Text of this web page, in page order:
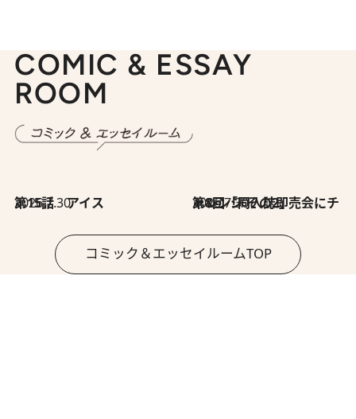
COMIC & ESSAY
ROOM
2026.7.30
第15話 アイス 2026.7.30
第8回「同人誌即売会にチャレンジ その2」
コミック＆エッセイルームTOP